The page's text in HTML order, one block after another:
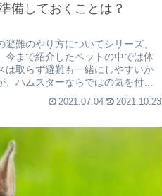
備しておくことは？
難のやり方についてシリーズ、
今まで紹介したペットの中では体
は取らず避難も一緒にしやすいか
ハムスターならではの気を付け
2021.07.04 2021.10.23